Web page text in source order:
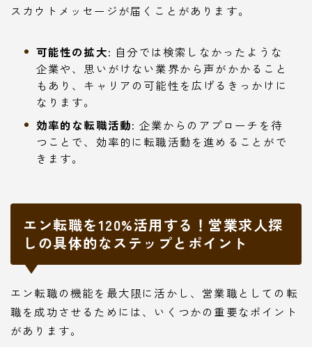
スカウトメッセージが届くことがあります。
可能性の拡大: 自分では検索しなかったような
企業や、思いがけない業界から声がかかること
もあり、キャリアの可能性を広げるきっかけに
なります。
効率的な転職活動: 企業からのアプローチを待
つことで、効率的に転職活動を進めることがで
きます。
エン転職を120%活用する！営業求人探
しの具体的なステップとポイント
エン転職の機能を最大限に活かし、営業職としての転
職を成功させるためには、いくつかの重要なポイント
があります。